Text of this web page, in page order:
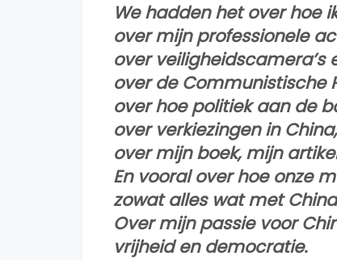
We hadden het over hoe
over mijn professionele
over veiligheidscamera’s
over de Communistische
over hoe politiek aan de
over verkiezingen in China,
over mijn boek, mijn
En vooral over hoe onze
zowat alles wat met
Over mijn passie voor
vrijheid en democratie.